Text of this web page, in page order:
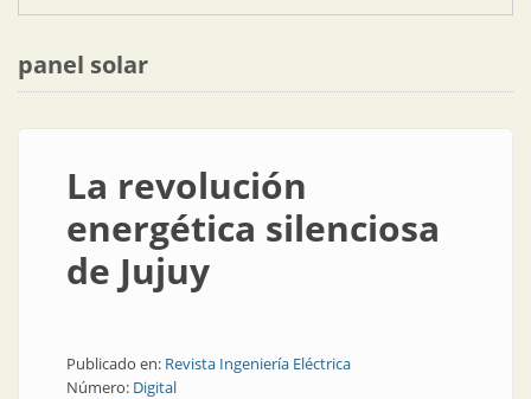
panel solar
La revolución
energética silenciosa
de Jujuy
Publicado en: Revista Ingeniería Eléctrica
Número: Digital